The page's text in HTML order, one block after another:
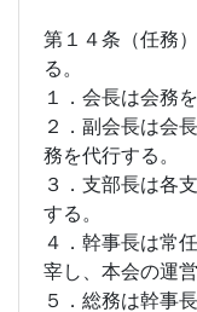
第１４条（任務
る。
１．会長は会務
２．副会長は会
務を代行する。
３．支部長は各
する。
４．幹事長は常
宰し、本会の運
５．総務は幹事